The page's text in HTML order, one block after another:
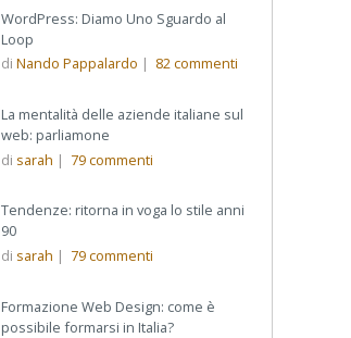
WordPress: Diamo Uno Sguardo al
Loop
di Nando Pappalardo | 82commenti
La mentalità delle aziende italiane sul
web: parliamone
di sarah | 79commenti
Tendenze: ritorna in voga lo stile anni
90
di sarah | 79commenti
Formazione Web Design: come è
possibile formarsi in Italia?